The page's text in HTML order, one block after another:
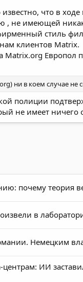
что в
, не имеющей
стиль
клиентов Matrix.
Европол
ни в коем случае не
полиции
не имеет
почему теория
в
Немецким
ИИ